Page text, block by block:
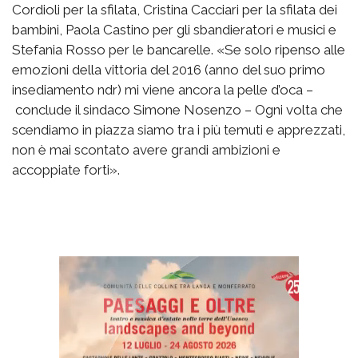
Cordioli per la sfilata, Cristina Cacciari per la sfilata dei
bambini, Paola Castino per gli sbandieratori e musici e
Stefania Rosso per le bancarelle. «Se solo ripenso alle
emozioni della vittoria del 2016 (anno del suo primo
insediamento ndr) mi viene ancora la pelle d’oca –
conclude il sindaco Simone Nosenzo – Ogni volta che
scendiamo in piazza siamo tra i più temuti e apprezzati,
non è mai scontato avere grandi ambizioni e
accoppiate forti».